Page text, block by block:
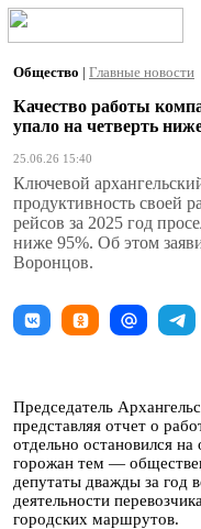
Общество | Главные новости
Качество работы
упало на четверть
25.06.26 15:40
Ключевой
продуктивность своей
рейсов за 2025 год
ниже 95%. Об этом
Воронцов.
Председатель
представляя отчет о
отдельно остановился
горожан тем —
депутаты дважды за год
деятельности
городских маршрутов.